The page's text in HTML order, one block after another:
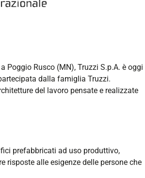
Poggio Rusco (MN), Truzzi S.p.A. è oggi
dalla famiglia Truzzi.
del lavoro pensate e realizzate
prefabbricati ad uso produttivo,
risposte alle esigenze delle persone che